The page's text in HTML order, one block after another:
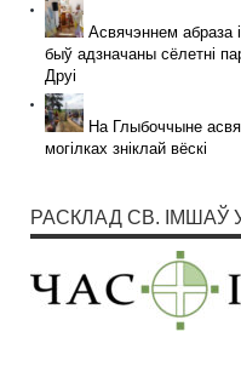
Асвячэннем абраза
быў адзначаны сёлетні
Друі
На Глыбоччыне
могілках зніклай вёскі
РАСКЛАД СВ. ІМШАЎ